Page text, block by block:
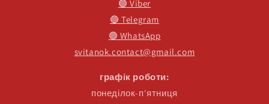
🟣 Viber
🔵 Telegram
🟢 WhatsApp
svitanok.contact@gmail.com
графік роботи:
понеділок-п'ятниця